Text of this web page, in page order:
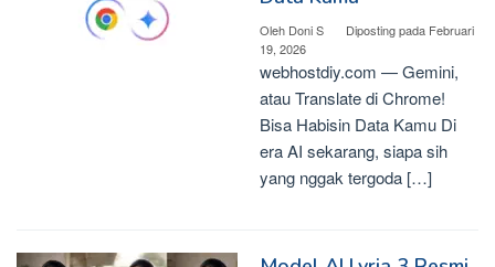
Oleh Doni S Diposting pada Februari
19, 2026
webhostdiy.com — Gemini,
atau Translate di Chrome!
Bisa Habisin Data Kamu Di
era AI sekarang, siapa sih
yang nggak tergoda […]